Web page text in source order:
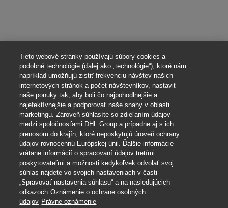
Uchádzať sa o toto pracovné miesto
Tieto webové stránky používajú súbory cookies a
podobné technológie (ďalej ako „technológie“), ktoré nám
napríklad umožňujú zistiť frekvenciu návštev našich
internetových stránok a počet návštevníkov, nastaviť
naše ponuky tak, aby boli čo najpohodlnejšie a
najefektívnejšie a podporovať naše snahy v oblasti
marketingu. Zároveň súhlasíte so zdieľaním údajov
medzi spoločnosťami DHL Group a prípadne aj s ich
prenosom do krajín, ktoré neposkytujú úroveň ochrany
údajov rovnocennú Európskej únii. Ďalšie informácie
vrátane informácií o spracovaní údajov tretími
poskytovateľmi a možnosti kedykoľvek odvolať svoj
súhlas nájdete vo svojich nastaveniach v časti
„Spravovať nastavenia súhlasu“ a na nasledujúcich
odkazoch Oznámenie o ochrane osobných
údajov Právne oznámenie